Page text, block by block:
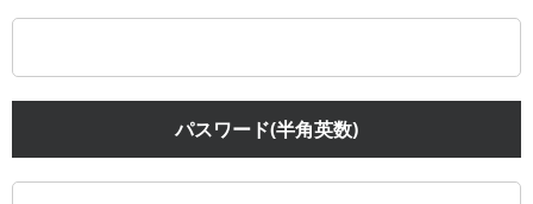
パスワード(半角英数)